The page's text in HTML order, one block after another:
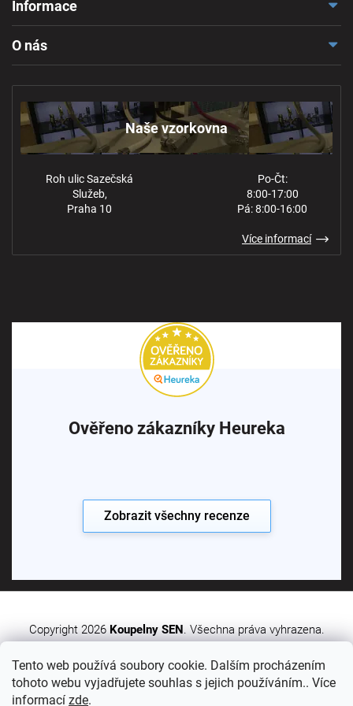
Tento web používá soubory cookie. Dalším procházením
tohoto webu vyjadřujete souhlas s jejich používáním.. Více
informací zde.
Informace
Ochrana osobních údajů
O nás
Naše vzorkovna
Roh ulic Sazečská
Služeb,
Praha 10
Po-Čt:
8:00-17:00
Pá: 8:00-16:00
Více informací
Ověřeno zákazníky Heureka
Zobrazit všechny recenze
Vytvořil Shoptet Premium
Copyright 2026 Koupelny SEN . Všechna práva vyhrazena.